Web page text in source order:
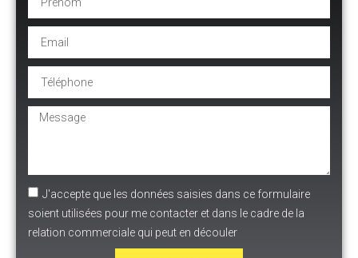
J'accepte que les données saisies dans ce formulaire
soient utilisées pour me contacter et dans le cadre de la
relation commerciale qui peut en découler